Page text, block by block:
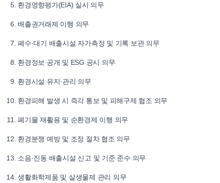
환경영향평가(EIA) 실시 의무
배출권거래제 이행 의무
폐수·대기 배출시설 자가측정 및 기록 보관 의무
환경정보 공개 및 ESG 공시 의무
환경시설 유지·관리 의무
환경피해 발생 시 즉각 통보 및 피해구제 협조 의무
폐기물 재활용 및 순환경제 이행 의무
환경분쟁 예방 및 조정 절차 협조 의무
소음·진동 배출시설 신고 및 기준 준수 의무
생활화학제품 및 살생물제 관리 의무